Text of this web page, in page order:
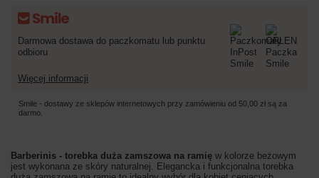
Darmowa dostawa do paczkomatu lub punktu
odbioru
Więcej informacji
Smile - dostawy ze sklepów internetowych przy zamówieniu od 50,00 zł są za
darmo.
Barberinis - torebka duża zamszowa na ramię w kolorze beżowym
jest wykonana ze skóry naturalnej. Elegancka i funkcjonalna torebka